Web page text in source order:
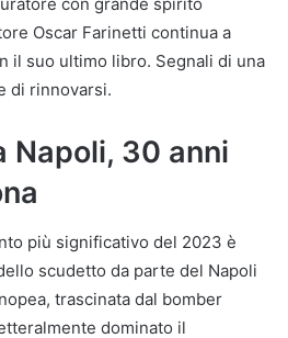
Oscar Farinetti continua a
il suo ultimo libro. Segnali di una
di rinnovarsi.
Napoli, 30 anni
più significativo del 2023 è
scudetto da parte del Napoli
trascinata dal bomber
dominato il